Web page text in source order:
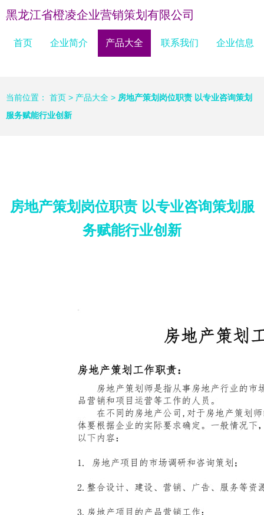
黑龙江省橙凌企业营销策划有限公司
首页 企业简介 产品大全 联系我们 企业信息
当前位置： 首页 > 产品大全 > 房地产策划岗位职责 以专业咨询策划
服务赋能行业创新
房地产策划岗位职责 以专业咨询策划服
务赋能行业创新